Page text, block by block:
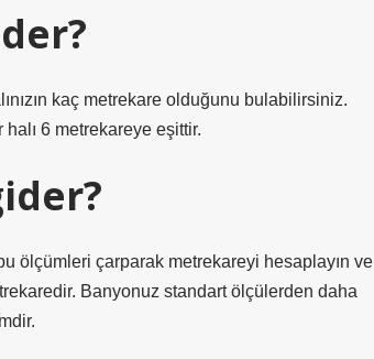
kaç metrekare olduğunu bulabilirsiniz.
6 metrekareye eşittir.
ölçümleri çarparak metrekareyi hesaplayın ve
Banyonuz standart ölçülerden daha